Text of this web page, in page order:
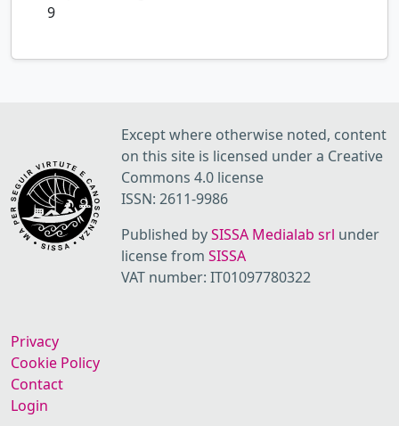
9
Except where otherwise noted, content
on this site is licensed under a Creative
Commons 4.0 license
ISSN: 2611-9986
Published bySISSA Medialab srl under
license from SISSA
VAT number: IT01097780322
Privacy
Cookie Policy
Contact
Login